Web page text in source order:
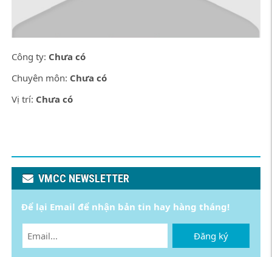
Công ty: Chưa có
Chuyên môn: Chưa có
Vị trí: Chưa có
VMCC NEWSLETTER
Để lại Email để nhận bản tin hay hàng tháng!
Đăng ký